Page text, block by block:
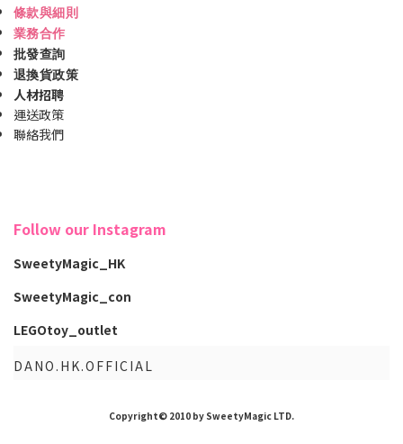
條款與細則
業務合作
批發查詢
退換貨政策
人材招聘
運送政策
聯絡我們
Follow our Instagram
SweetyMagic_HK
SweetyMagic_con
LEGOtoy_outlet
DANO.HK.OFFICIAL
Copyright© 2010 by SweetyMagic LTD.